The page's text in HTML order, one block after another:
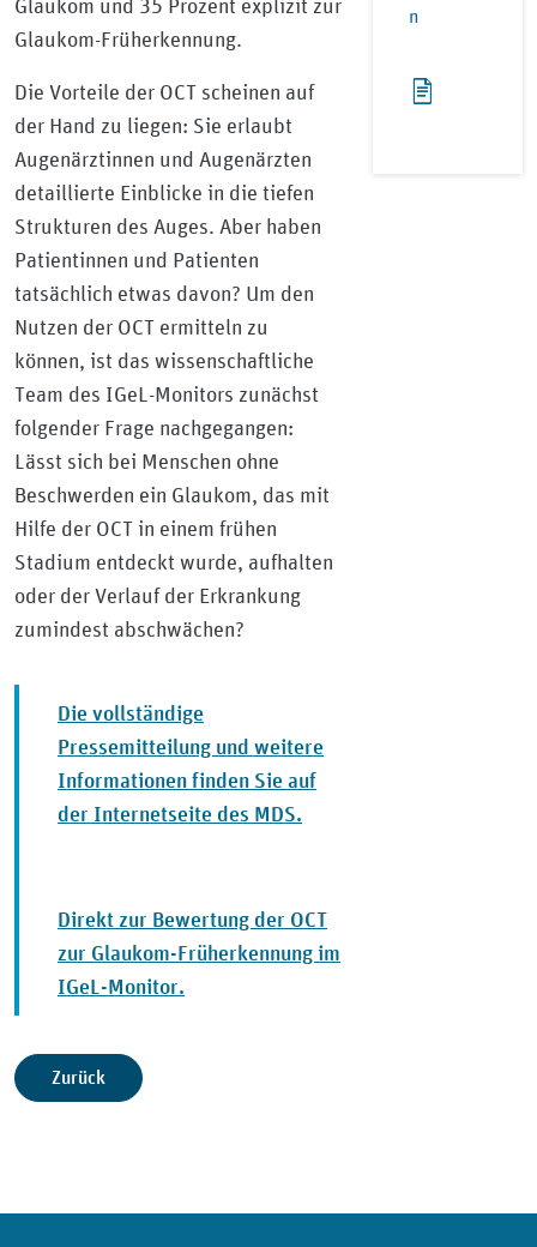
Glaukom und 35 Prozent explizit zur
Glaukom-Früherkennung.
Die Vorteile der OCT scheinen auf
der Hand zu liegen: Sie erlaubt
Augenärztinnen und Augenärzten
detaillierte Einblicke in die tiefen
Strukturen des Auges. Aber haben
Patientinnen und Patienten
tatsächlich etwas davon? Um den
Nutzen der OCT ermitteln zu
können, ist das wissenschaftliche
Team des IGeL-Monitors zunächst
folgender Frage nachgegangen:
Lässt sich bei Menschen ohne
Beschwerden ein Glaukom, das mit
Hilfe der OCT in einem frühen
Stadium entdeckt wurde, aufhalten
oder der Verlauf der Erkrankung
zumindest abschwächen?
Die vollständige
Pressemitteilung und weitere
Informationen finden Sie auf
der Internetseite des MDS.
Direkt zur Bewertung der OCT
zur Glaukom-Früherkennung im
IGeL-Monitor.
Zurück
n